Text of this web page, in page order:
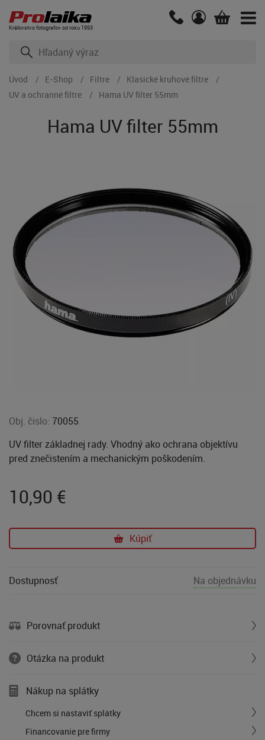
Kráľovstvo fotografov od roku 1993
Úvod E-Shop Filtre
Klasické kruhové filtre
UV a ochranné filtre
Hama UV filter 55mm
Hama UV filter 55mm
Obj. čislo: 70055
UV filter základnej rady. Vhodný ako ochrana objektívu
pred znečistením a mechanickým poškodením.
10,90 €
Kúpiť
Dostupnosť Na objednávku
Porovnať produkt
Otázka na produkt
Nákup na splátky
Chcem si nastaviť splátky
Financovanie pre firmy